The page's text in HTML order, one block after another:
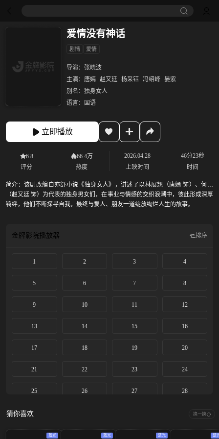
爱情没有神话
剧情 爱情
导演： 张晓波
主演： 唐嫣 赵又廷 杨采钰 冯绍峰 晏紫
别名： 独身女人
语言：
国语
立即播放
6.8
评分
66.4万
热度
2026.04.28
上映时间
46分23秒
时间
简介：该剧改编自亦舒小说《独身女人》，讲述了以林展翘（唐嫣 饰）、何韩
（赵又廷 饰）为代表的独身男女们，在事业与情感的交织浪潮中，彼此形成深厚
羁绊，他们不断探寻自我，最终与爱人、朋友一道绽放绚烂人生的故事。
金牌影院播放器 排序
1 2 3 4
5 6 7 8
9 10 11 12
13 14 15 16
17 18 19 20
21 22 23 24
25 26 27 28
29
猜你喜欢 换一换
蓝光 蓝光 蓝光 蓝